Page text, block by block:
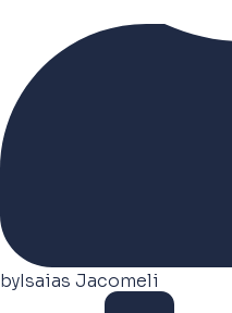
byIsaias Jacomeli